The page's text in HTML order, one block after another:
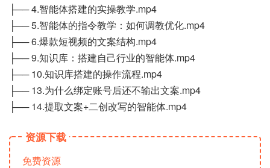
├── 4.智能体搭建的实操教学.mp4
├── 5.智能体的指令教学：如何调教优化.mp4
├── 6.爆款短视频的文案结构.mp4
├── 9.知识库：搭建自己行业的智能体.mp4
├── 10.知识库搭建的操作流程.mp4
├── 13.为什么绑定账号后还不输出文案.mp4
├── 14.提取文案+二创改写的智能体.mp4
资源下载
免费资源